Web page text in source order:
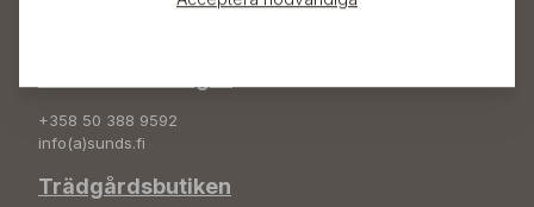
+358 50 388 9592
info(a)sunds.fi
Trädgårdsbutiken